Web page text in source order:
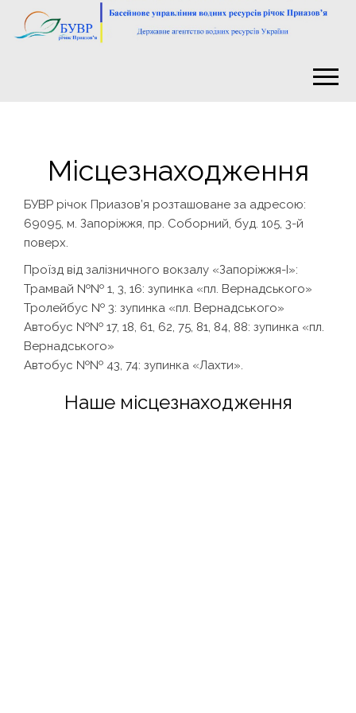
Місцезнаходження
БУВР річок Приазов’я розташоване за адресою:
69095, м. Запоріжжя, пр. Соборний, буд. 105, 3-й
поверх.
Проїзд від залізничного вокзалу «Запоріжжя-І»:
Трамвай №№ 1, 3, 16: зупинка «пл. Вернадського»
Тролейбус № 3: зупинка «пл. Вернадського»
Автобус №№ 17, 18, 61, 62, 75, 81, 84, 88: зупинка «пл.
Вернадського»
Автобус №№ 43, 74: зупинка «Лахти».
Наше місцезнаходження